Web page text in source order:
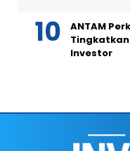
ANTAM
Investor